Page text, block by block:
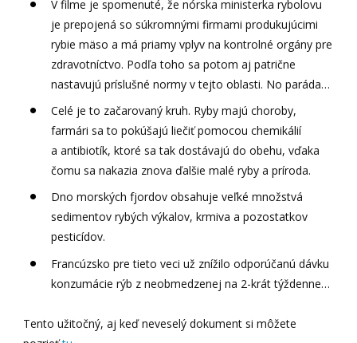
V filme je spomenuté, že nórska ministerka rybolovu
je prepojená so súkromnými firmami produkujúcimi
rybie mäso a má priamy vplyv na kontrolné orgány pre
zdravotníctvo. Podľa toho sa potom aj patrične
nastavujú príslušné normy v tejto oblasti. No paráda…
Celé je to začarovaný kruh. Ryby majú choroby,
farmári sa to pokúšajú liečiť pomocou chemikálií
a antibiotík, ktoré sa tak dostávajú do obehu, vďaka
čomu sa nakazia znova ďalšie malé ryby a príroda.
Dno morských fjordov obsahuje veľké množstvá
sedimentov rybých výkalov, krmiva a pozostatkov
pesticídov.
Francúzsko pre tieto veci už znížilo odporúčanú dávku
konzumácie rýb z neobmedzenej na 2-krát týždenne…
Tento užitočný, aj keď neveselý dokument si môžete